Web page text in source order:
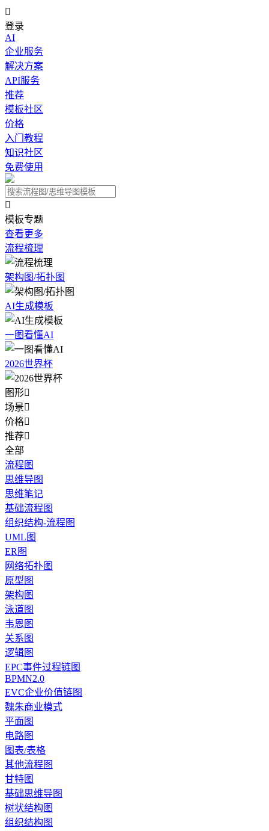

登录
AI
企业服务
解决方案
API服务
推荐
模板社区
价格
入门教程
知识社区
免费使用

模板专题
查看更多
流程梳理
架构图/拓扑图
AI生成模板
一图看懂AI
2026世界杯
图形
场景
价格
推荐
全部
流程图
思维导图
思维笔记
基础流程图
组织结构-流程图
UML图
ER图
网络拓扑图
原型图
架构图
泳道图
韦恩图
关系图
逻辑图
EPC事件过程链图
BPMN2.0
EVC企业价值链图
魏朱商业模式
平面图
电路图
图表/表格
其他流程图
甘特图
基础思维导图
树状结构图
组织结构图